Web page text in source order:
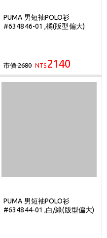
PUMA 男短袖POLO衫
#634846-01 ,橘(版型偏大)
市價 2680 NT$ 2140
PUMA 男短袖POLO衫
#634844-01 ,白/綠(版型偏大)